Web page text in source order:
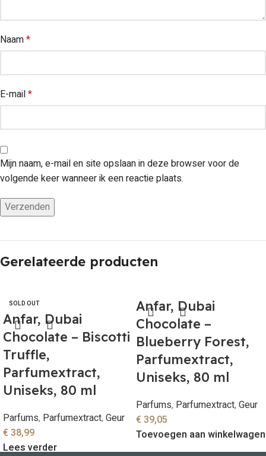
Naam*
E-mail*
Mijn naam, e-mail en site opslaan in deze browser voor de
volgende keer wanneer ik een reactie plaats.
Gerelateerde producten
SOLD OUT
Anfar, Dubai
Chocolate – Biscotti
Truffle,
Parfumextract,
Uniseks, 80 ml
Parfums, Parfumextract, Geur
€38,99
Lees verder
Anfar, Dubai
Chocolate –
Blueberry Forest,
Parfumextract,
Uniseks, 80 ml
Parfums, Parfumextract, Geur
€39,05
Toevoegen aan winkelwagen